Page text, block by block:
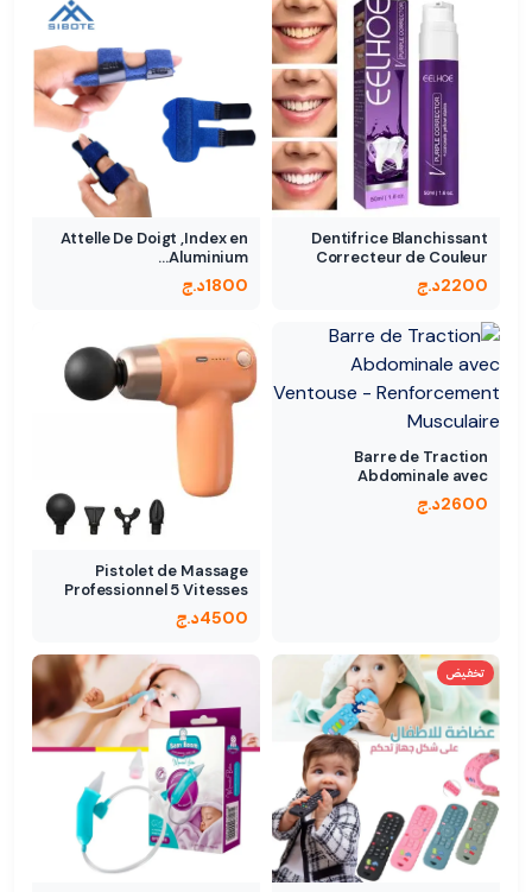
Dentifrice Blanchissant
Correcteur de Couleur
des…
2200د.ج
Attelle De Doigt ,Index en
Aluminium…
1800د.ج
Barre de Traction
Abdominale avec
Ventouse…
2600د.ج
Pistolet de Massage
Professionnel 5 Vitesses
4500د.ج
تخفيض